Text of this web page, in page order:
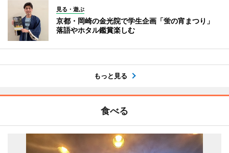
見る・遊ぶ
京都・岡崎の金光院で学生企画「蛍の宵まつり」
落語やホタル鑑賞楽しむ
もっと見る
食べる